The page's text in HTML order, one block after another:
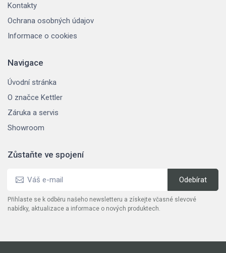
Kontakty
Ochrana osobných údajov
Informace o cookies
Navigace
Úvodní stránka
O značce Kettler
Záruka a servis
Showroom
Zůstaňte ve spojení
Přihlaste se k odběru našeho newsletteru a získejte včasné slevové
nabídky, aktualizace a informace o nových produktech.